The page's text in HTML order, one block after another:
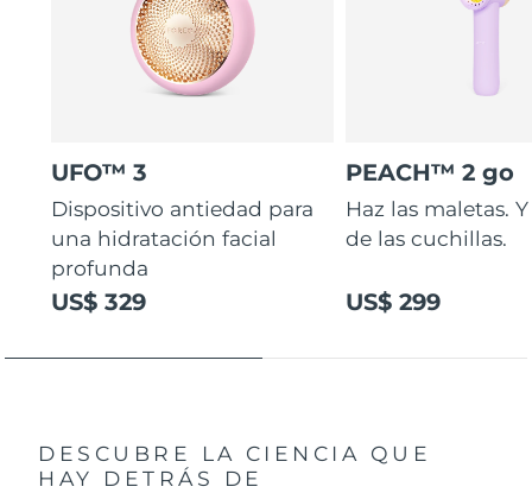
UFO™ 3
Dispositivo antiedad para
una hidratación facial
profunda
US$ 329
PEACH™ 2 go
Haz las maletas.
de las cuchillas.
US$ 299
DESCUBRE LA CIENCIA QUE
HAY DETRÁS DE